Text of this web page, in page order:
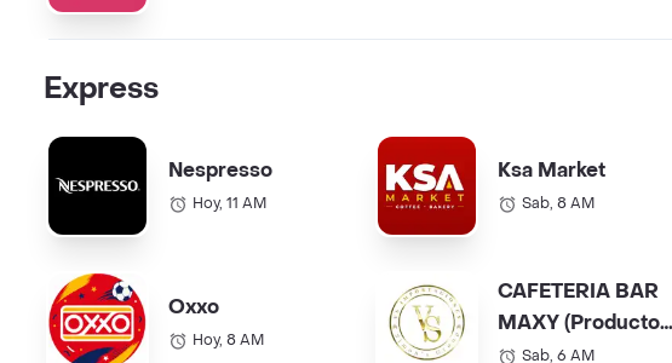
Express
Nespresso
Hoy, 11 AM
Oxxo
Hoy, 8 AM
Ksa Market
Sab, 8 AM
CAFETERIA BAR
MAXY (Productos
COL.).
Sab, 6 AM